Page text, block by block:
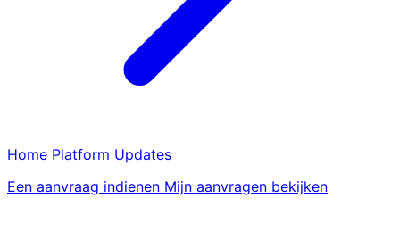
Home Platform Updates
Een aanvraag indienen Mijn aanvragen bekijken